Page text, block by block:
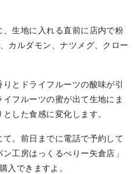
生地に入れる直前に店内で粉
カルダモン、ナツメグ、クロー
とドライフルーツの酸味が引
フルーツの蜜が出て生地にま
した食感に変化します。
。前日までに電話で予約して
工房はっくるべりー矢倉店」
入できますよ。